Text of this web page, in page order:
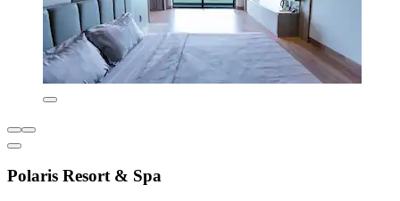
Polaris Resort & Spa